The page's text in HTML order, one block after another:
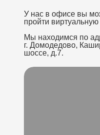
У нас в офисе вы
пройти
Мы находимся по
г. Домодедово,
шоссе, д.7.